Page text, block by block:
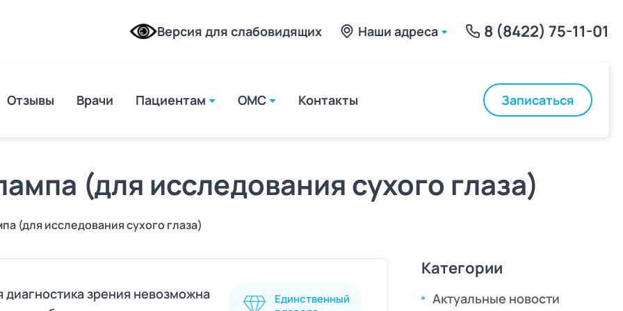
Версия для слабовидящих Наши адреса 8 (8422) 75-11-01
Отзывы Врачи Пациентам ОМС Контакты Записаться
(для исследования сухого глаза)
(для исследования сухого глаза)
Единственный
зрения невозможна
Категории
Актуальные новости